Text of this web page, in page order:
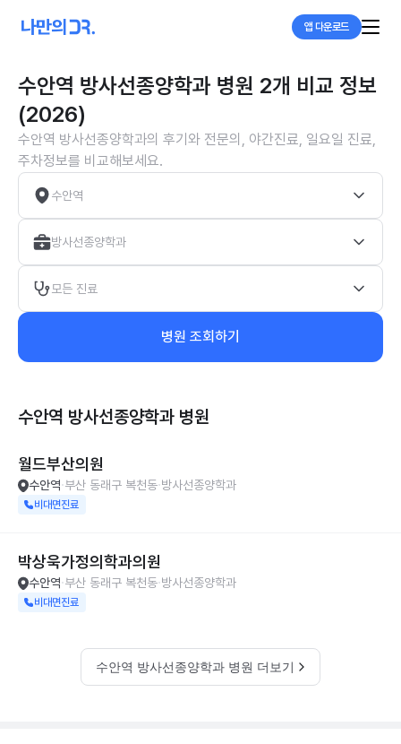
앱 다운로드
수안역 방사선종양학과 병원 2개 비교 정보
(2026)
수안역 방사선종양학과의 후기와 전문의, 야간진료, 일요일 진료,
주차정보를 비교해보세요.
수안역
방사선종양학과
모든 진료
병원 조회하기
수안역 방사선종양학과 병원
월드부산의원
수안역 부산 동래구 복천동 방사선종양학과
비대면진료
박상욱가정의학과의원
수안역 부산 동래구 복천동 방사선종양학과
비대면진료
수안역 방사선종양학과 병원 더보기